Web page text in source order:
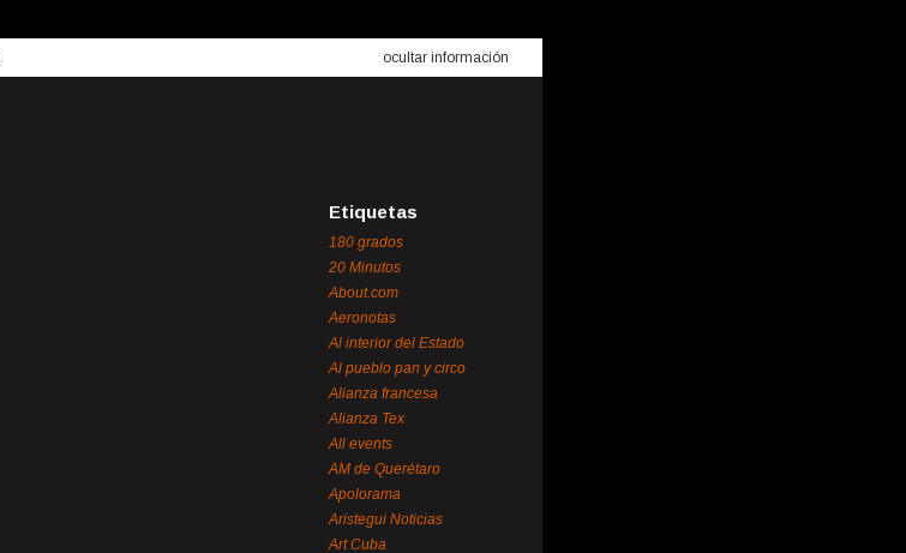
ocultar información
Etiquetas
180 grados
20 Minutos
About.com
Aeronotas
Al interior del Estado
Al pueblo pan y circo
Alianza francesa
Alianza Tex
All events
AM de Querétaro
Apolorama
Aristegui Noticias
Art Cuba